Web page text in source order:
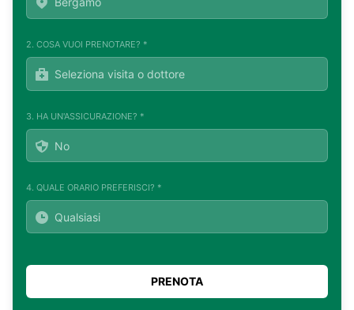
2. COSA VUOI PRENOTARE? *
3. HA UN'ASSICURAZIONE? *
4. QUALE ORARIO PREFERISCI? *